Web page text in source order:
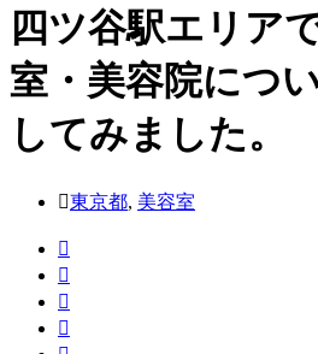
四ツ谷駅エリア
室・美容院につ
してみました。
東京都, 美容室